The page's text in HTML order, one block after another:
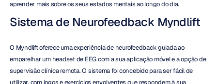
aprender mais sobre os seus estados mentais ao longo do dia.
Sistema de Neurofeedback Myndlift
O Myndlift oferece uma experiência de neurofeedback guiada ao
emparelhar um headset de EEG com a sua aplicação móvel e a opção de
supervisão clínica remota. O sistema foi concebido para ser fácil de
utilizar, com jogos e exercícios envolventes que respondem à sua